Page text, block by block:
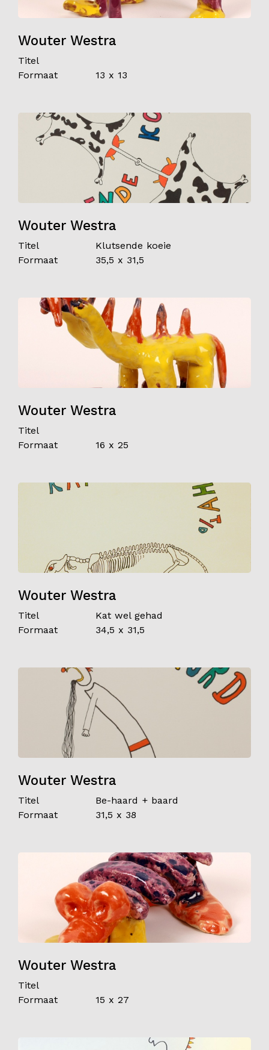
Wouter Westra
Titel
Formaat
13 x 13
Wouter Westra
Titel
Klutsende koeie
Formaat
35,5 x 31,5
Wouter Westra
Titel
Formaat
16 x 25
Wouter Westra
Titel
Kat wel gehad
Formaat
34,5 x 31,5
Wouter Westra
Titel
Be-haard + baard
Formaat
31,5 x 38
Wouter Westra
Titel
Formaat
15 x 27